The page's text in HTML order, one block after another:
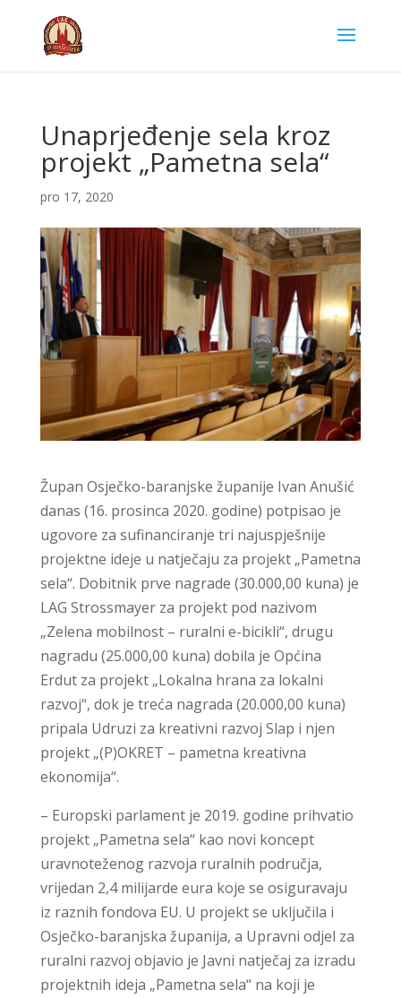
Unaprjeđenje sela kroz
projekt „Pametna sela“
pro 17, 2020
Župan Osječko-baranjske županije Ivan Anušić
danas (16. prosinca 2020. godine) potpisao je
ugovore za sufinanciranje tri najuspješnije
projektne ideje u natječaju za projekt „Pametna
sela“. Dobitnik prve nagrade (30.000,00 kuna) je
LAG Strossmayer za projekt pod nazivom
„Zelena mobilnost – ruralni e-bicikli“, drugu
nagradu (25.000,00 kuna) dobila je Općina
Erdut za projekt „Lokalna hrana za lokalni
razvoj“, dok je treća nagrada (20.000,00 kuna)
pripala Udruzi za kreativni razvoj Slap i njen
projekt „(P)OKRET – pametna kreativna
ekonomija“.
– Europski parlament je 2019. godine prihvatio
projekt „Pametna sela“ kao novi koncept
uravnoteženog razvoja ruralnih područja,
vrijedan 2,4 milijarde eura koje se osiguravaju
iz raznih fondova EU. U projekt se uključila i
Osječko-baranjska županija, a Upravni odjel za
ruralni razvoj objavio je Javni natječaj za izradu
projektnih ideja „Pametna sela“ na koji je